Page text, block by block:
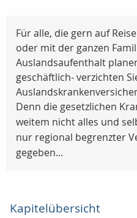
Für alle, die gern auf
oder mit der ganzen
Auslandsaufenthalt
geschäftlich- verzichten
Denn die gesetzlichen
weitem nicht alles und
nur regional begrenzter
gegeben...
Kapitelübersicht